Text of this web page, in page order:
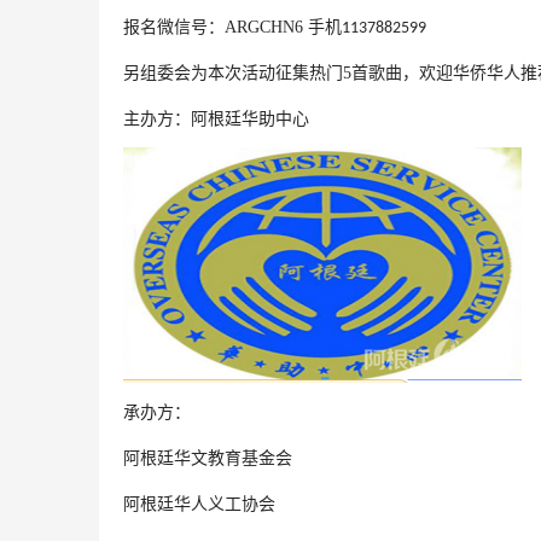
报名微信号： ARGCHN6 手机1137882599
另组委会为本次活动征集热门 5首歌曲 ， 欢迎华侨华人推
主办方：阿根廷华助中心
承办方 ：
阿根廷华文教育基金会
阿根廷华人义工协会